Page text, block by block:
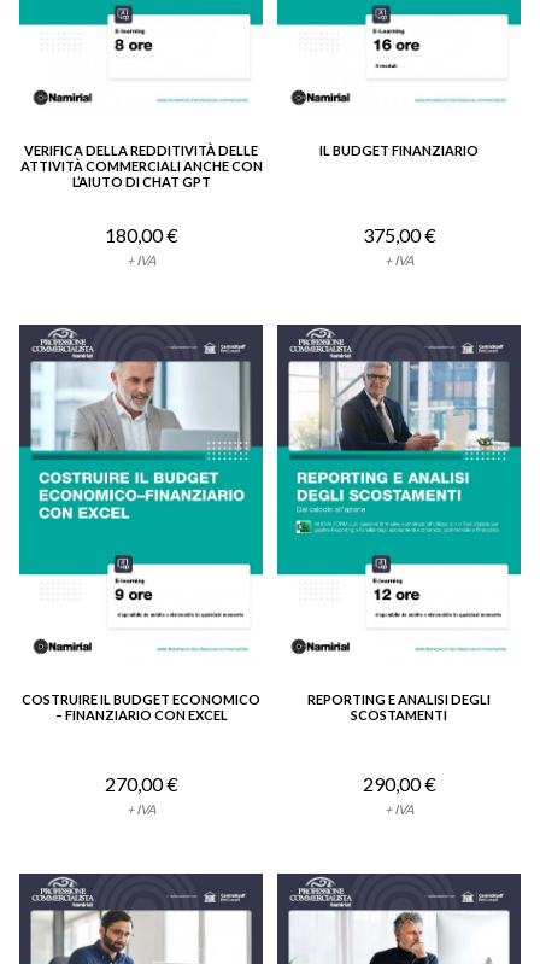
VEDI DETTAGLIO
VERIFICA DELLA REDDITIVITÀ DELLE
ATTIVITÀ COMMERCIALI ANCHE CON
L’AIUTO DI CHAT GPT
180,00 €
+ IVA
VEDI DETTAGLIO
IL BUDGET FINANZIARIO
375,00 €
+ IVA
VEDI DETTAGLIO
COSTRUIRE IL BUDGET ECONOMICO
– FINANZIARIO CON EXCEL
270,00 €
+ IVA
VEDI DETTAGLIO
REPORTING E ANALISI DEGLI
SCOSTAMENTI
290,00 €
+ IVA